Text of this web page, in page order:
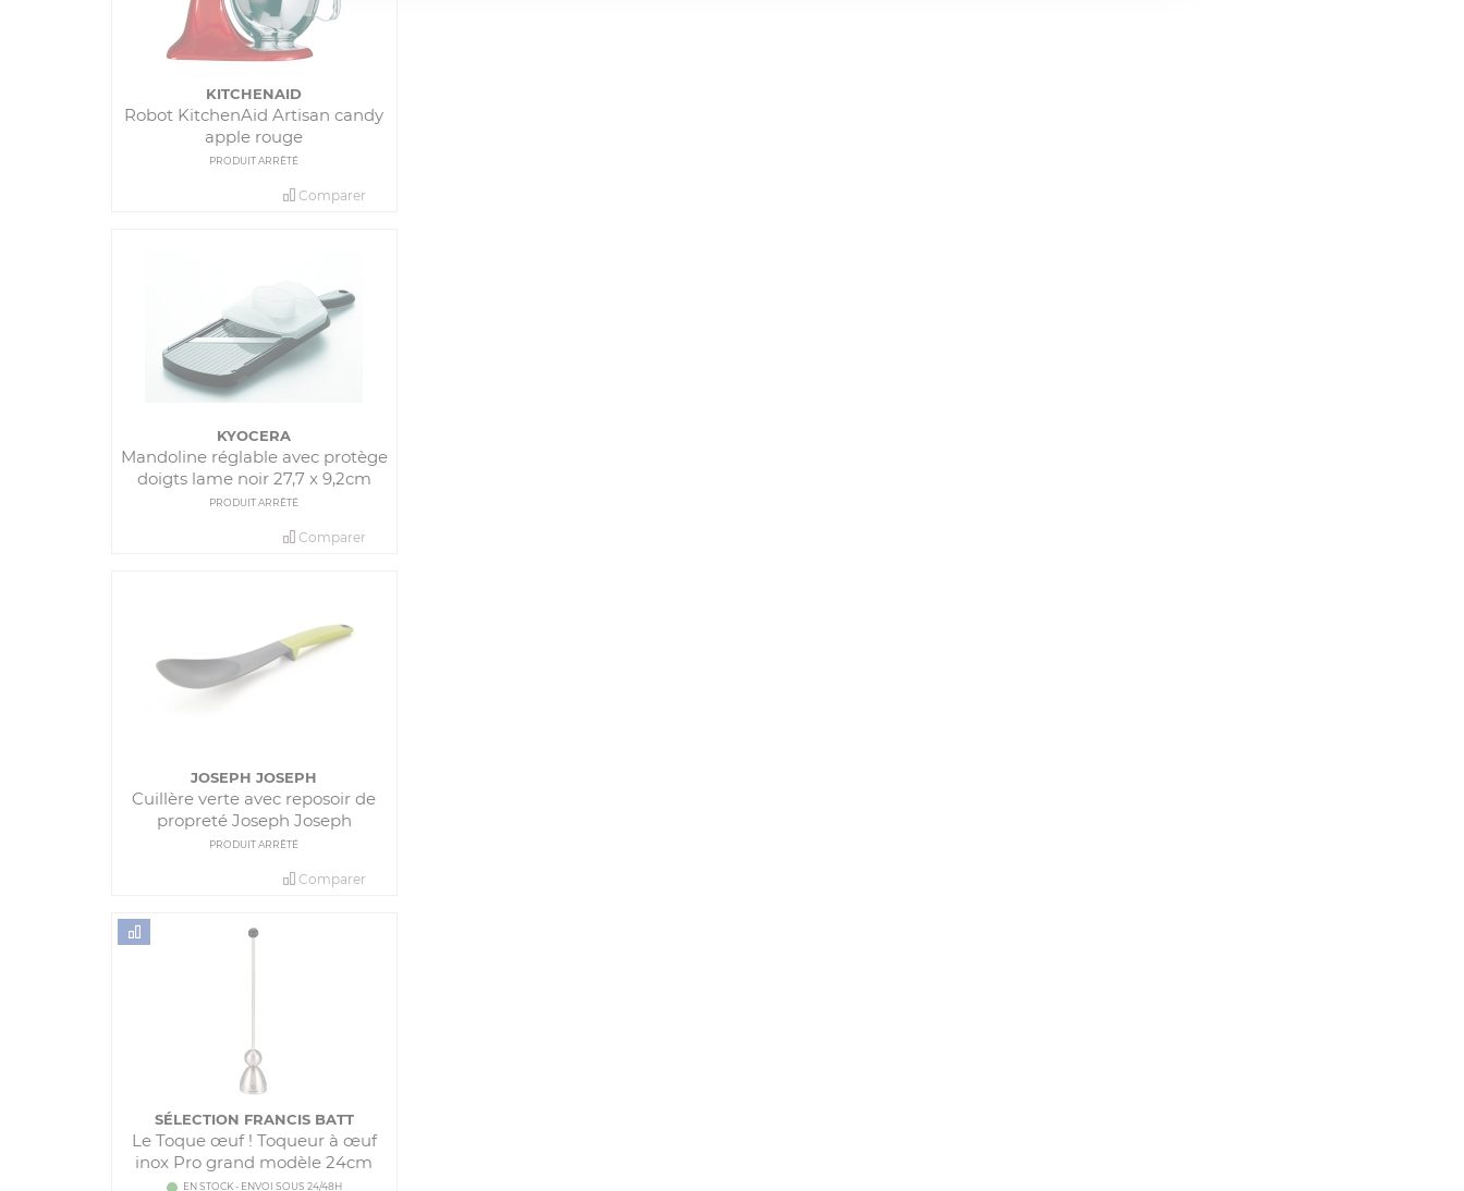
KITCHENAID
Robot KitchenAid Artisan candy
apple rouge
PRODUIT ARRÊTÉ
Comparer
KYOCERA
Mandoline réglable avec protège
doigts lame noir 27,7 x 9,2cm
PRODUIT ARRÊTÉ
Comparer
JOSEPH JOSEPH
Cuillère verte avec reposoir de
propreté Joseph Joseph
PRODUIT ARRÊTÉ
Comparer
SÉLECTION FRANCIS BATT
Le Toque œuf ! Toqueur à œuf
inox Pro grand modèle 24cm
EN STOCK - ENVOI SOUS 24/48H